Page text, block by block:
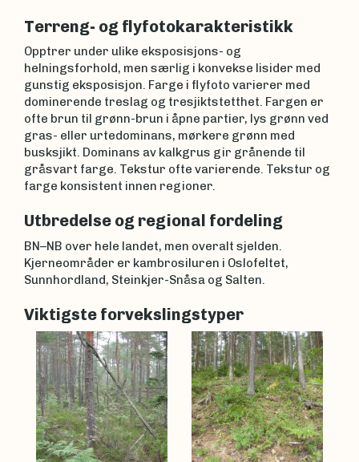
Terreng- og flyfotokarakteristikk
Opptrer under ulike eksposisjons- og
helningsforhold, men særlig i konvekse lisider med
gunstig eksposisjon. Farge i flyfoto varierer med
dominerende treslag og tresjiktstetthet. Fargen er
ofte brun til grønn-brun i åpne partier, lys grønn ved
gras- eller urtedominans, mørkere grønn med
busksjikt. Dominans av kalkgrus gir grånende til
gråsvart farge. Tekstur ofte varierende. Tekstur og
farge konsistent innen regioner.
Utbredelse og regional fordeling
BN–NB over hele landet, men overalt sjelden.
Kjerneområder er kambrosiluren i Oslofeltet,
Sunnhordland, Steinkjer-Snåsa og Salten.
Viktigste forvekslingstyper